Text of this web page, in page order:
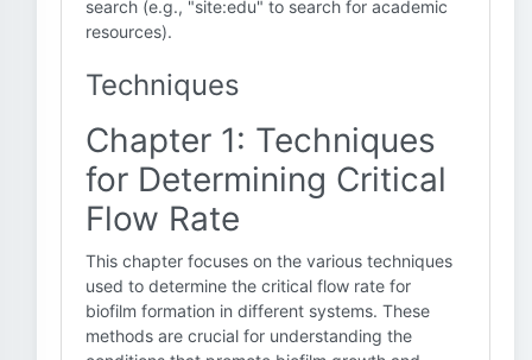
search (e.g., "site:edu" to search for academic
resources).
Techniques
Chapter 1: Techniques
for Determining Critical
Flow Rate
This chapter focuses on the various techniques
used to determine the critical flow rate for
biofilm formation in different systems. These
methods are crucial for understanding the